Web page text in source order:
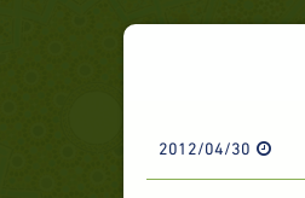
2012/04/30